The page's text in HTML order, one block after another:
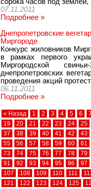
07.11.2011
Подробнее »
Днепропетровские
Миргороде
Конкурс жиловников
в рамках первого
Миргородской
днепропетровских
проведения акций
06.11.2011
Подробнее »
« Назад 1 2 3 4 5 6
19
20 21 22 23 24
25
37
38 39 40 41 42
43
55
56 57 58 59 60
61
73
74 75 76 77 78
79
91
92 93 94 95 96
97
107
108 109 110 111
121
122 123 124 125